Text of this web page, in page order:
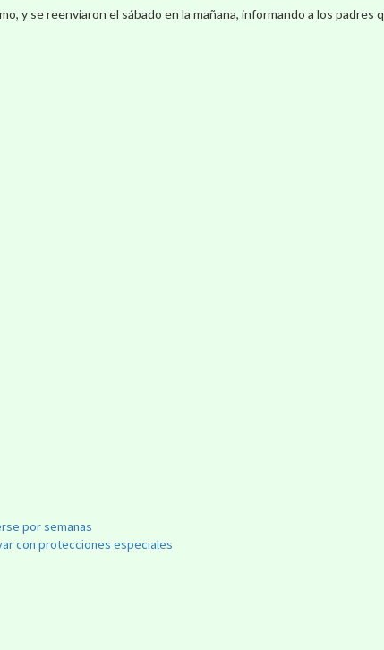
y se reenviaron el sábado en la mañana, informando a los padres
por semanas
con protecciones especiales